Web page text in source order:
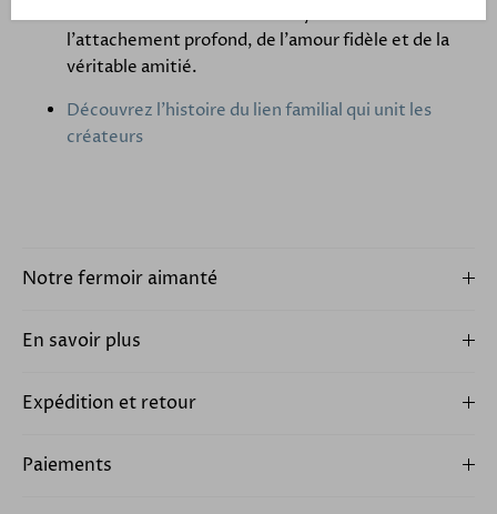
l'attachement profond, de l'amour fidèle et de la
véritable amitié.
Découvrez l'histoire du lien familial qui unit les
créateurs
Notre fermoir aimanté
En savoir plus
Expédition et retour
Paiements